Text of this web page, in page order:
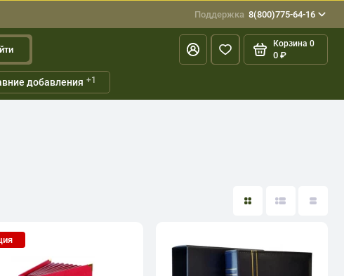
Поддержка 8(800)775-64-16
Корзина 0
0 ₽
добавления +1